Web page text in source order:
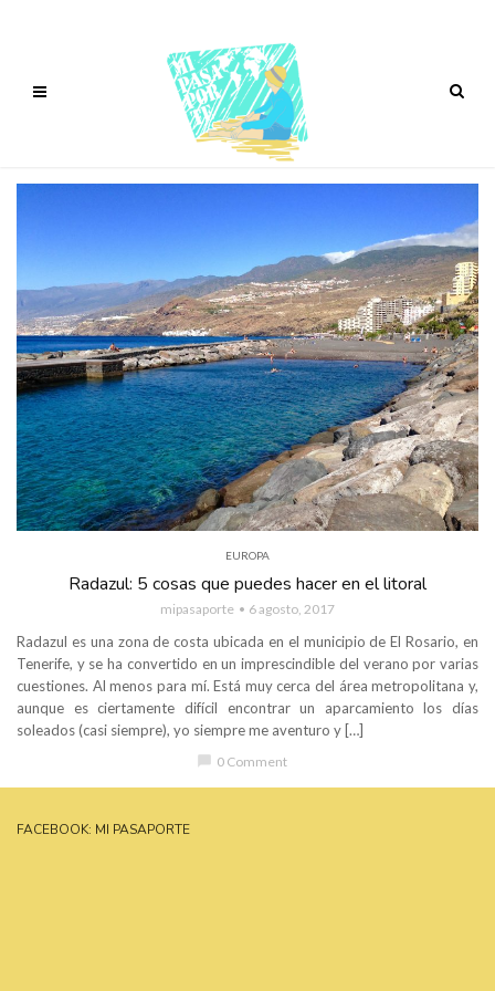
EUROPA
Radazul: 5 cosas que puedes hacer en el litoral
mipasaporte 6 agosto, 2017
Radazul es una zona de costa ubicada en el municipio de El Rosario, en
Tenerife, y se ha convertido en un imprescindible del verano por varias
cuestiones. Al menos para mí. Está muy cerca del área metropolitana y,
aunque es ciertamente difícil encontrar un aparcamiento los días
soleados (casi siempre), yo siempre me aventuro y […]
0 Comment
FACEBOOK: MI PASAPORTE